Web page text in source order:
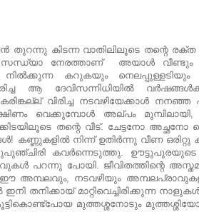
കിടന്ന വാതിലിലൂടെ തന്റെ രക്ത
സന്ധ്യാ നേരത്താണ് അയാള്‍ വീണ്ടും
കറുകയും നെലപ്പുള്ളടിയും
വിരിച്ച ആ ദേവിസന്നിധിയില്‍
വിരിച്ച നടവഴിയേക്കാള്‍
വെക്കുമ്പോള്‍ അല്പം മുമ്പിലായി,
തന്റെ വീട്. ചേട്ടനോ അച്ഛനോ
നിന്ന് ഉതിര്‍ന്നു വീണ ഒരിറ്റു
കവര്‍ന്നെടുത്തു. ഊട്ടുപുരയുടെ
പറന്നു പോയി. ജീവിതത്തിന്റെ
ഈ അമ്പലവും, നടവഴിയും
തനിക്കായ്‌ മാറ്റിവെച്ചിരിക്കുന്ന
കൂട്ടികൊണ്ട്പോയ മുത്തശ്ശനോടും